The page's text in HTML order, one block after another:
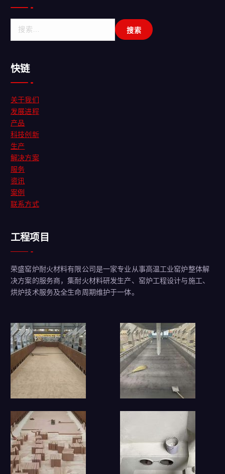
快链
关于我们
发展进程
产品
科技创新
生产
解决方案
服务
资讯
案例
联系方式
工程项目
荣盛窑炉耐火材料有限公司是一家专业从事高温工业窑炉整体解
决方案的服务商，集耐火材料研发生产、窑炉工程设计与施工、
烘炉技术服务及全生命周期维护于一体。